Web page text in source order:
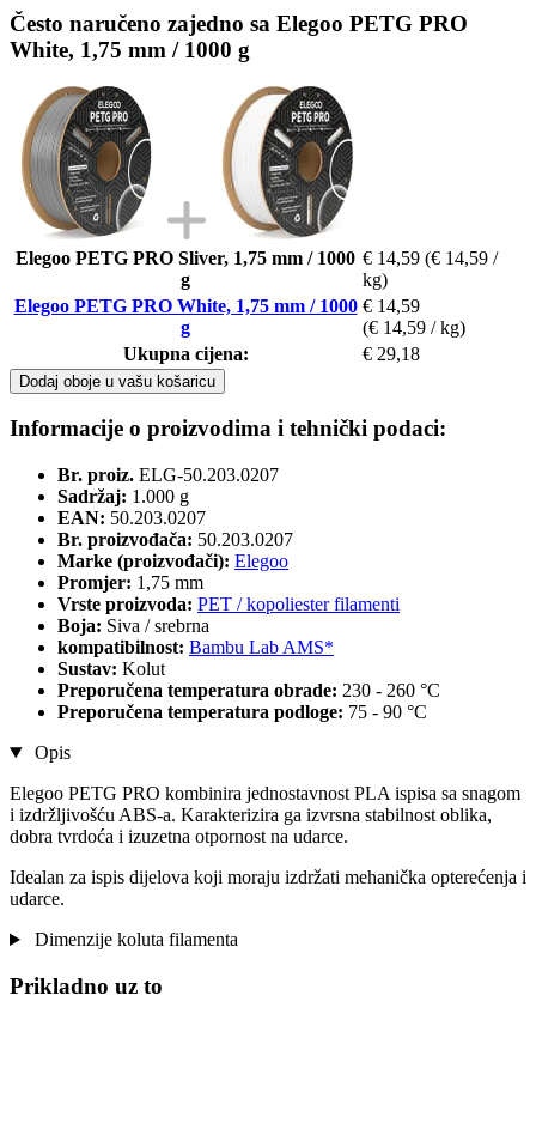
Često naručeno zajedno sa Elegoo PETG PRO
White, 1,75 mm / 1000 g
Elegoo PETG PRO Sliver, 1,75 mm / 1000
g
€ 14,59 (€ 14,59 /
kg)
Elegoo PETG PRO White, 1,75 mm / 1000
g
€ 14,59
(€ 14,59 / kg)
Ukupna cijena:
€ 29,18
Dodaj oboje u vašu košaricu
Informacije o proizvodima i tehnički podaci:
Br. proiz. ELG-50.203.0207
Sadržaj: 1.000 g
EAN: 50.203.0207
Br. proizvođača: 50.203.0207
Marke (proizvođači): Elegoo
Promjer: 1,75 mm
Vrste proizvoda: PET / kopoliester filamenti
Boja: Siva / srebrna
kompatibilnost: Bambu Lab AMS*
Sustav: Kolut
Preporučena temperatura obrade: 230 - 260 °C
Preporučena temperatura podloge: 75 - 90 °C
Opis
Elegoo PETG PRO kombinira jednostavnost PLA ispisa sa snagom
i izdržljivošću ABS-a. Karakterizira ga izvrsna stabilnost oblika,
dobra tvrdoća i izuzetna otpornost na udarce.
Idealan za ispis dijelova koji moraju izdržati mehanička opterećenja i
udarce.
Dimenzije koluta filamenta
Prikladno uz to